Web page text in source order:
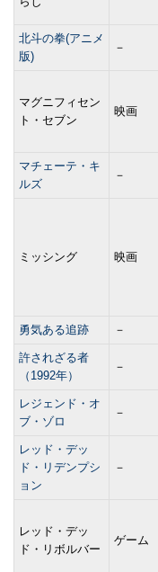
北斗の拳(アニメ
版)
－
マグニフィセン
ト・セブン
映画
マチェーテ・キ
ルズ
－
ミッシング 映画
勇気ある追跡 －
許されざる者
（1992年）
－
レジェンド・オ
ブ・ゾロ
－
レッド・デッ
ド・リデンプシ
ョン
－
レッド・デッ
ド・リボルバー
ゲーム